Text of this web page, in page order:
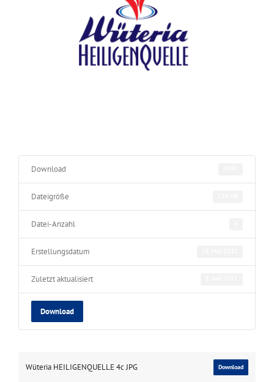
Download
Dateigröße
Datei-Anzahl
Erstellungsdatum
Zuletzt aktualisiert
Download
Wüteria HEILIGENQUELLE 4c JPG Download